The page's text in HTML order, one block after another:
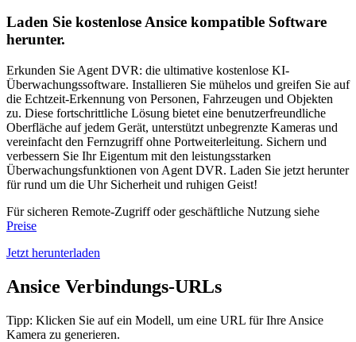
Laden Sie kostenlose Ansice kompatible Software
herunter.
Erkunden Sie Agent DVR: die ultimative kostenlose KI-
Überwachungssoftware. Installieren Sie mühelos und greifen Sie auf
die Echtzeit-Erkennung von Personen, Fahrzeugen und Objekten
zu. Diese fortschrittliche Lösung bietet eine benutzerfreundliche
Oberfläche auf jedem Gerät, unterstützt unbegrenzte Kameras und
vereinfacht den Fernzugriff ohne Portweiterleitung. Sichern und
verbessern Sie Ihr Eigentum mit den leistungsstarken
Überwachungsfunktionen von Agent DVR. Laden Sie jetzt herunter
für rund um die Uhr Sicherheit und ruhigen Geist!
Für sicheren Remote-Zugriff oder geschäftliche Nutzung siehe
Preise
Jetzt herunterladen
Ansice Verbindungs-URLs
Tipp: Klicken Sie auf ein Modell, um eine URL für Ihre Ansice
Kamera zu generieren.